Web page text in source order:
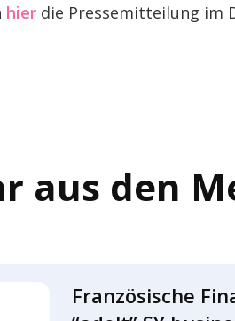
hier die Pres­se­mit­tei­lung im
aus den
Fran­zö­si­sche